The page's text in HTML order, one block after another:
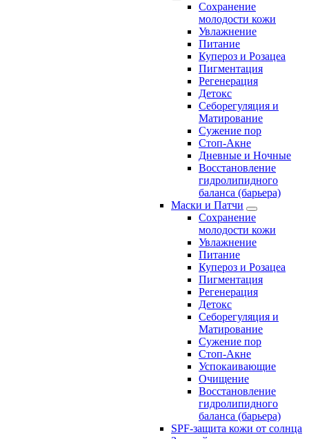
Сохранение
молодости кожи
Увлажнение
Питание
Купероз и Розацеа
Пигментация
Регенерация
Детокс
Себорегуляция и
Матирование
Сужение пор
Стоп-Акне
Дневные и Ночные
Восстановление
гидролипидного
баланса (барьера)
Маски и Патчи
Сохранение
молодости кожи
Увлажнение
Питание
Купероз и Розацеа
Пигментация
Регенерация
Детокс
Себорегуляция и
Матирование
Сужение пор
Стоп-Акне
Успокаивающие
Очищение
Восстановление
гидролипидного
баланса (барьера)
SPF-защита кожи от солнца